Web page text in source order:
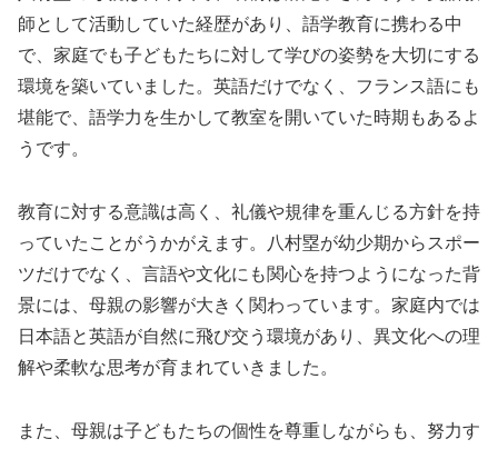
師として活動していた経歴があり、語学教育に携わる中
で、家庭でも子どもたちに対して学びの姿勢を大切にする
環境を築いていました。英語だけでなく、フランス語にも
堪能で、語学力を生かして教室を開いていた時期もあるよ
うです。
教育に対する意識は高く、礼儀や規律を重んじる方針を持
っていたことがうかがえます。八村塁が幼少期からスポー
ツだけでなく、言語や文化にも関心を持つようになった背
景には、母親の影響が大きく関わっています。家庭内では
日本語と英語が自然に飛び交う環境があり、異文化への理
解や柔軟な思考が育まれていきました。
また、母親は子どもたちの個性を尊重しながらも、努力す